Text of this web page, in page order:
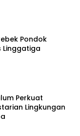
Pondok
Linggatiga
Perkuat
Lingkungan